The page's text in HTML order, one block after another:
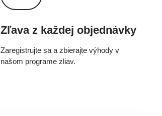
Zľava z každej objednávky
Zaregistrujte sa a zbierajte výhody v
našom programe zliav.